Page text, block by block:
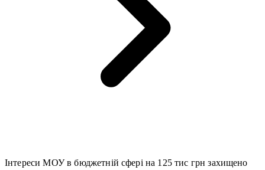
Інтереси МОУ в бюджетній сфері на 125 тис грн захищено